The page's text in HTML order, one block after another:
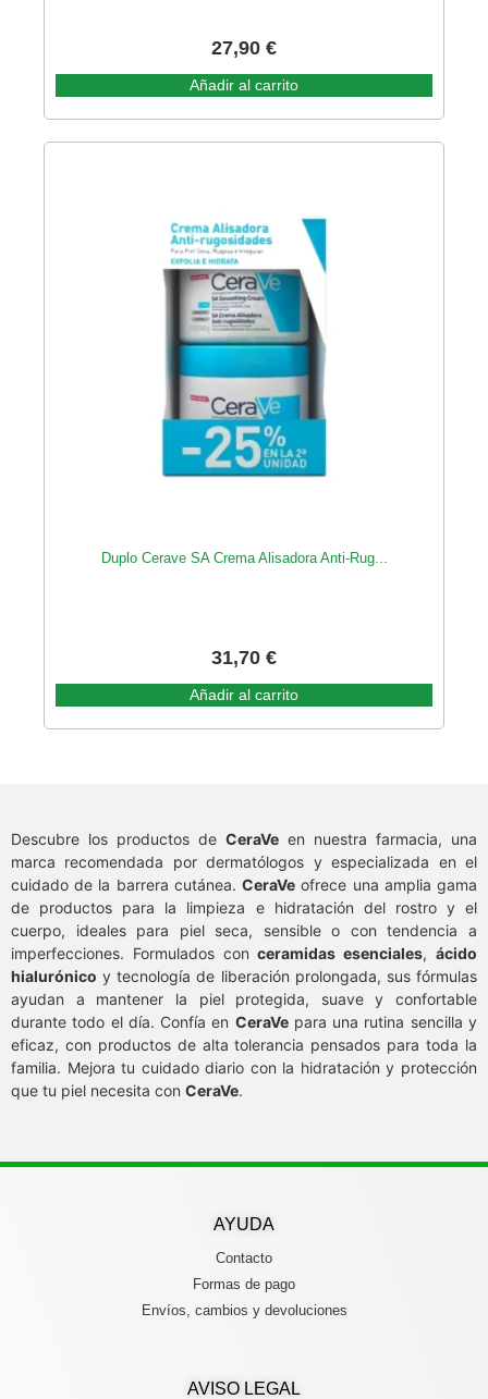
27,90 €
Añadir al carrito
Duplo Cerave SA Crema Alisadora Anti-Rug...
31,70 €
Añadir al carrito
Descubre los productos de CeraVe en nuestra farmacia, una
marca recomendada por dermatólogos y especializada en el
cuidado de la barrera cutánea.CeraVe ofrece una amplia gama
de productos para la limpieza e hidratación del rostro y el
cuerpo, ideales para piel seca, sensible o con tendencia a
imperfecciones. Formulados conceramidas esenciales,ácido
hialurónico y tecnología de liberación prolongada, sus fórmulas
ayudan a mantener la piel protegida, suave y confortable
durante todo el día. Confía en CeraVepara una rutina sencilla y
eficaz, con productos de alta tolerancia pensados para toda la
familia. Mejora tu cuidado diario con la hidratación y protección
que tu piel necesita con CeraVe.
AVISO LEGAL
AYUDA
Contacto
Formas de pago
Envíos, cambios y devoluciones